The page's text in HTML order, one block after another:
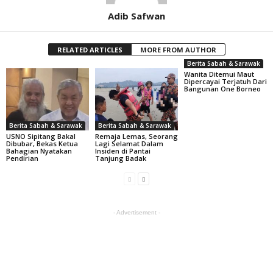
Adib Safwan
RELATED ARTICLES MORE FROM AUTHOR
Berita Sabah & Sarawak
USNO Sipitang Bakal
Dibubar, Bekas Ketua
Bahagian Nyatakan
Pendirian
Berita Sabah & Sarawak
Remaja Lemas, Seorang
Lagi Selamat Dalam
Insiden di Pantai
Tanjung Badak
Berita Sabah & Sarawak
Wanita Ditemui Maut
Dipercayai Terjatuh Dari
Bangunan One Borneo
- Advertisement -